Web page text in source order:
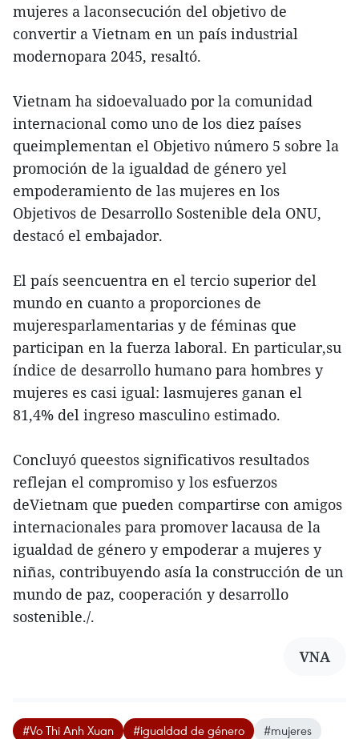
mujeres a laconsecución del objetivo de
convertir a Vietnam en un país industrial
modernopara 2045, resaltó.
Vietnam ha sidoevaluado por la comunidad
internacional como uno de los diez países
queimplementan el Objetivo número 5 sobre la
promoción de la igualdad de género yel
empoderamiento de las mujeres en los
Objetivos de Desarrollo Sostenible dela ONU,
destacó el embajador.
El país seencuentra en el tercio superior del
mundo en cuanto a proporciones de
mujeresparlamentarias y de féminas que
participan en la fuerza laboral. En particular,su
índice de desarrollo humano para hombres y
mujeres es casi igual: lasmujeres ganan el
81,4% del ingreso masculino estimado.
Concluyó queestos significativos resultados
reflejan el compromiso y los esfuerzos
deVietnam que pueden compartirse con amigos
internacionales para promover lacausa de la
igualdad de género y empoderar a mujeres y
niñas, contribuyendo asía la construcción de un
mundo de paz, cooperación y desarrollo
sostenible./.
VNA
#Vo Thi Anh Xuan #igualdad de género #mujeres